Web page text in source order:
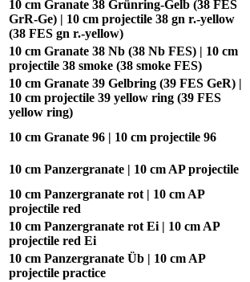
10 cm Granate 38 Grünring-Gelb (38 FES
GrR-Ge) | 10 cm projectile 38 gn r.-yellow
(38 FES gn r.-yellow)
10 cm Granate 38 Nb (38 Nb FES) | 10 cm
projectile 38 smoke (38 smoke FES)
10 cm Granate 39 Gelbring (39 FES GeR) |
10 cm projectile 39 yellow ring (39 FES
yellow ring)
10 cm Granate 96 | 10 cm projectile 96
10 cm Panzergranate | 10 cm AP projectile
10 cm Panzergranate rot | 10 cm AP
projectile red
10 cm Panzergranate rot Ei | 10 cm AP
projectile red Ei
10 cm Panzergranate Üb | 10 cm AP
projectile practice